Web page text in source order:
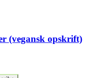
(vegansk opskrift)